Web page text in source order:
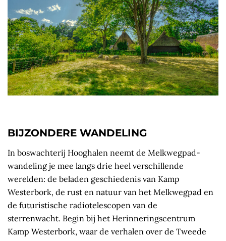
BIJZONDERE WANDELING
In boswachterij Hooghalen neemt de Melkwegpad-
wandeling je mee langs drie heel verschillende
werelden: de beladen geschiedenis van Kamp
Westerbork, de rust en natuur van het Melkwegpad en
de futuristische radio­telescopen van de
sterrenwacht. Begin bij het Herinneringscentrum
Kamp Westerbork, waar de verhalen over de Tweede